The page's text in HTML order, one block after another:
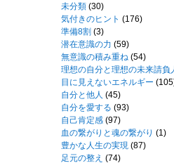
未分類 (30)
気付きのヒント (176)
準備8割 (3)
潜在意識の力 (59)
無意識の積み重ね (54)
理想の自分と理想の未来請負
目に見えないエネルギー
自分と他人 (45)
自分を愛する (93)
自己肯定感 (97)
血の繋がりと魂の繋がり (1)
豊かな人生の実現 (87)
足元の整え (74)